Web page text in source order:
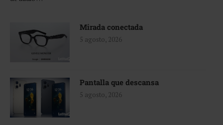
Mirada conectada
5 agosto, 2026
Pantalla que descansa
5 agosto, 2026